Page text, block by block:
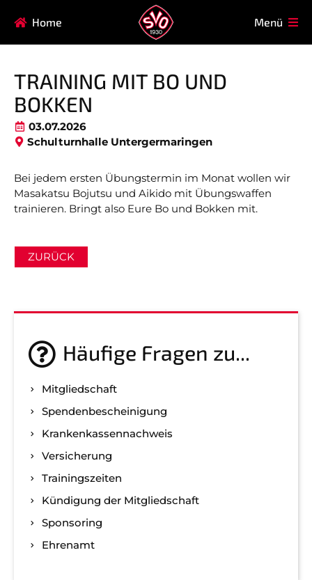
Home Menü
TRAINING MIT BO UND
BOKKEN
03.07.2026
Schulturnhalle Untergermaringen
Bei jedem ersten Übungstermin im Monat wollen wir
Masakatsu Bojutsu und Aikido mit Übungswaffen
trainieren. Bringt also Eure Bo und Bokken mit.
ZURÜCK
Häufige Fragen zu...
Mitgliedschaft
Spenden­bescheinigung
Kranken­kassen­nachweis
Versicherung
Trainingszeiten
Kündigung der Mitgliedschaft
Sponsoring
Ehrenamt
Navigation
überspringen
HAUPTVEREIN
MITGLIEDSCHAFT
Navigation
überspringen
AIKIDO
EISSTOCK
FITNESSKURSE
GARDE
GESUNDHEITSSPORT
KINDERTURNEN
KORBBALL
KYUDO
REHASPORT
post@svo.germaringen.de
überspringen
Anfahrt Impressum